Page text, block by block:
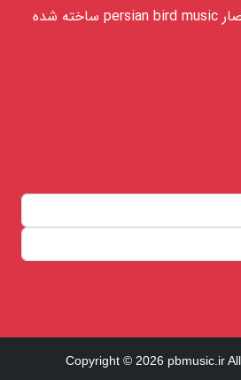
pbmusic است و از اختصار persian bird music ساخته شده
Copyright © 2026 pbmusic.ir